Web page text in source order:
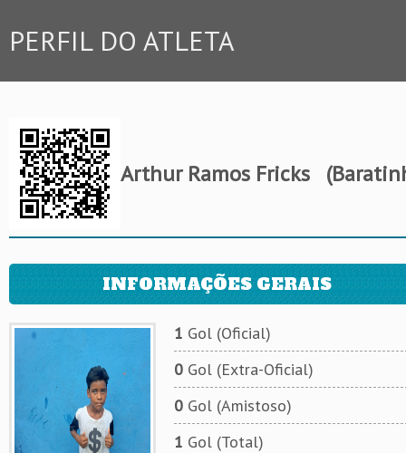
PERFIL DO ATLETA
Arthur Ramos Fricks
INFORMAÇÕES GERAIS
1 Gol (Oficial)
0Gol (Extra-Oficial)
0Gol (Amistoso)
1 Gol (Total)